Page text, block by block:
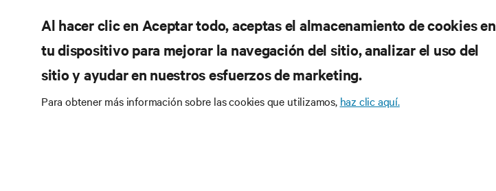
Al hacer clic en Aceptar todo, aceptas el almacenamiento de cookies en
tu dispositivo para mejorar la navegación del sitio, analizar el uso del
sitio y ayudar en nuestros esfuerzos de marketing.
Para obtener más información sobre las cookies que utilizamos, haz clic aquí.